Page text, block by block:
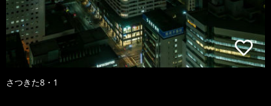
さつきた8・1